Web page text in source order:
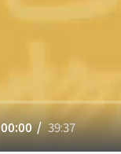
00:00 39:37